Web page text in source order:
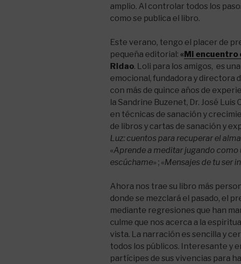
amplio. Al controlar todos los
como se publica el libro.
Este verano, tengo el placer de
pequeña editorial: « Mi encuentro
Ridao. Loli para los amigos, es
emocional, fundadora y directora
con más de quince años de
la Sandrine Buzenet, Dr. José
en técnicas de sanación y
de libros y cartas de sanación y
Luz: cuentos para recuperar el
«Aprende a meditar jugando como
escúchame» ; «Mensajes de tu ser
Ahora nos trae su libro más
donde se mezclará el pasado, el
mediante regresiones que han
culme que nos acerca a la
vista. La narración es sencilla y
todos los públicos. Interesante y
partícipes de sus vivencias para